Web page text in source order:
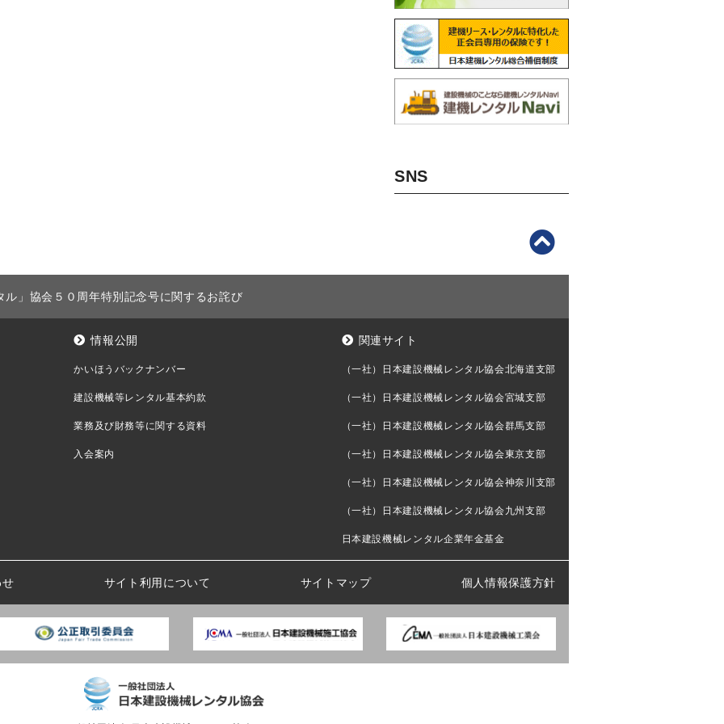
SNS
ル」協会５０周年特別記念号に関するお詫び
情報公開
かいほうバックナンバー
建設機械等レンタル基本約款
業務及び財務等に関する資料
入会案内
関連サイト
（一社）日本建設機械レンタル協会北海道支部
（一社）日本建設機械レンタル協会宮城支部
（一社）日本建設機械レンタル協会群馬支部
（一社）日本建設機械レンタル協会東京支部
（一社）日本建設機械レンタル協会神奈川支部
（一社）日本建設機械レンタル協会九州支部
日本建設機械レンタル企業年金基金
サイト利用について サイトマップ 個人情報保護方針